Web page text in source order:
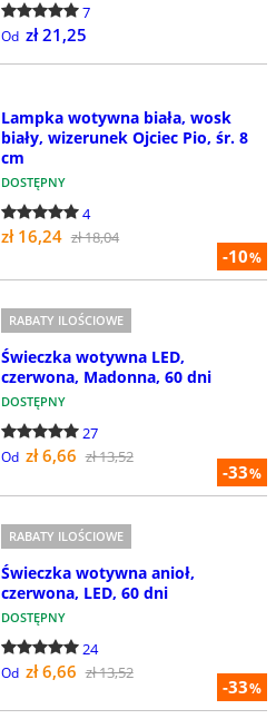
7
Od zł 21,25
-10%
Lampka wotywna biała, wosk
biały, wizerunek Ojciec Pio, śr. 8
cm
DOSTĘPNY
4
zł 16,24 zł 18,04
-33%
RABATY ILOŚCIOWE
Świeczka wotywna LED,
czerwona, Madonna, 60 dni
DOSTĘPNY
27
Od zł 6,66 zł 13,52
-33%
RABATY ILOŚCIOWE
Świeczka wotywna anioł,
czerwona, LED, 60 dni
DOSTĘPNY
24
Od zł 6,66 zł 13,52